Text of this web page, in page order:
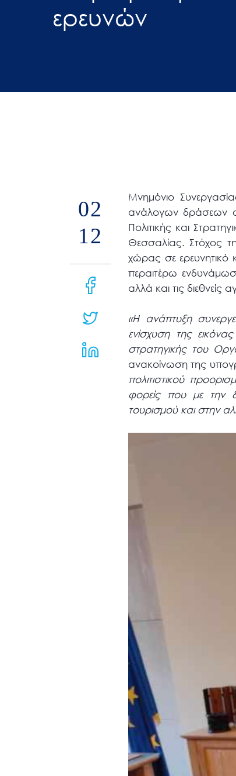
χρησιμοποιούν
ερευνών
02
12
Μνημόνιο
ανάλογων δράσεων
Πολιτικής και
Θεσσαλίας. Στόχος
χώρας σε ερευνητικό
περαιτέρω
αλλά και τις διεθνείς
«Hανάπτυξη
ενίσχυση της
στρατηγικής του
ανακοίνωση της
πολιτιστικού
φορείς που με την
τουρισμού και στην